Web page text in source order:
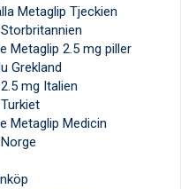
Metaglip Tjeckien
Metaglip 2.5 mg piller
Grekland
mg Italien
Metaglip Medicin